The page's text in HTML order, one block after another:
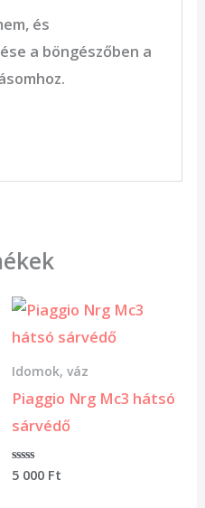
és
a böngészőben a
Idomok, váz
Piaggio Nrg Mc3 hátsó
sárvédő
Értékelés:
5 000 Ft